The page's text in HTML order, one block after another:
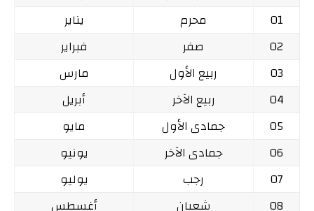
01
محرم
يناير
02
صفر
فبراير
03
ربيع الأول
مارس
04
ربيع الآخر
أبريل
05
جمادى الأول
مايو
06
جمادى الآخر
يونيو
07
رجب
يوليو
08
شعبان
أغسطس